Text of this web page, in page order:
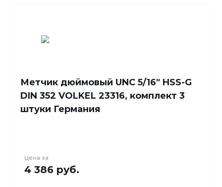
Метчик дюймовый UNC 5/16" HSS-G
DIN 352 VOLKEL 23316, комплект 3
штуки Германия
Цена за
4 386 руб.